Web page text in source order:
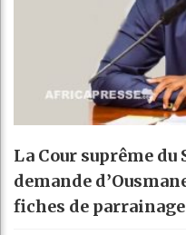
La Cour suprême
demande
fiches de parrainage